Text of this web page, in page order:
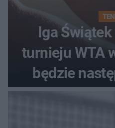
Iga
turnieju WTA
będzie